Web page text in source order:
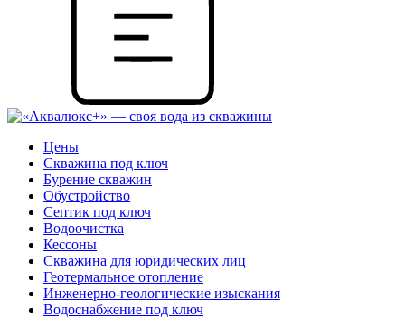
Цены
Скважина под ключ
Бурение скважин
Обустройство
Септик под ключ
Водоочистка
Кессоны
Скважина для юридических лиц
Геотермальное отопление
Инженерно-геологические изыскания
Водоснабжение под ключ